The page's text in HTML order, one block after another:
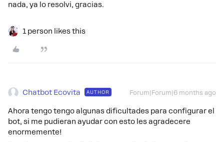
nada, ya lo resolvi, gracias.
1 person likes this
Chatbot Ecovita AUTHOR Forum|Forum|6 months ago
Ahora tengo tengo algunas dificultades para configurar el
bot, si me pudieran ayudar con esto les agradecere
enormemente!